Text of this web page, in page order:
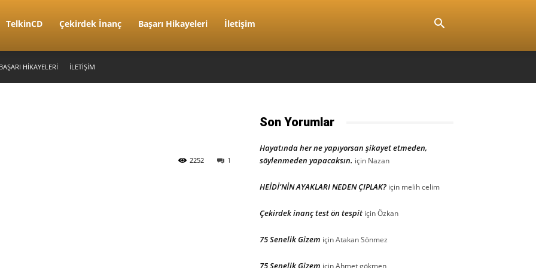
TelkinCD Çekirdek İnanç Başarı Hikayeleri İletişim
BAŞARI HIKAYELERI İLETIŞIM
1
2252
Son Yorumlar
Hayatında her ne yapıyorsan şikayet etmeden,
söylenmeden yapacaksın. için Nazan
HEİDİ’NİN AYAKLARI NEDEN ÇIPLAK? için melih celim
Çekirdek inanç test ön tespit içinÖzkan
75 Senelik Gizem içinAtakan Sönmez
75 Senelik Gizem içinAhmet gökmen